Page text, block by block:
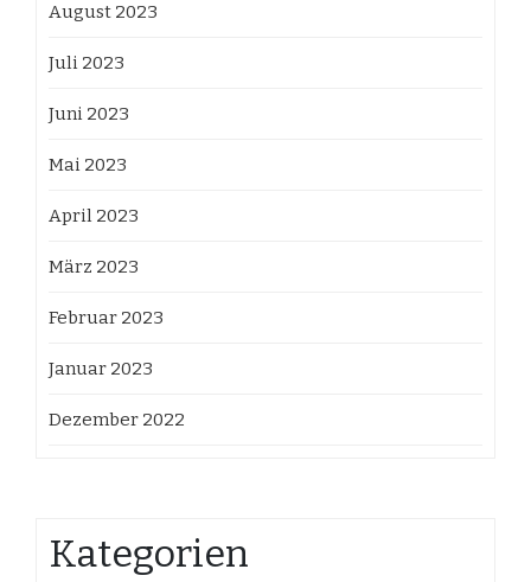
August 2023
Juli 2023
Juni 2023
Mai 2023
April 2023
März 2023
Februar 2023
Januar 2023
Dezember 2022
Kategorien